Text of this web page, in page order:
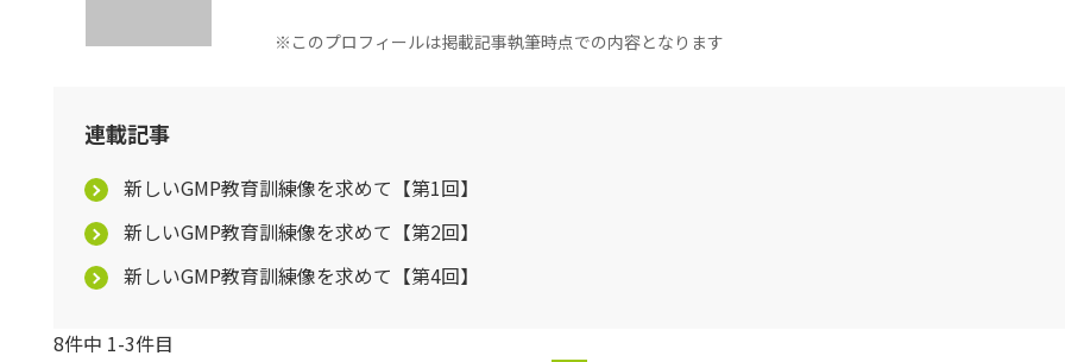
※このプロフィールは掲載記事執筆時点での内容となります
連載記事
新しいGMP教育訓練像を求めて【第1回】
新しいGMP教育訓練像を求めて【第2回】
新しいGMP教育訓練像を求めて【第4回】
8件中 1-3件目